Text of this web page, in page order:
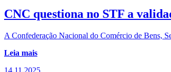
CNC questiona no STF a
A Confederação Nacional do Comércio de Bens,
Leia mais
14.11.2025